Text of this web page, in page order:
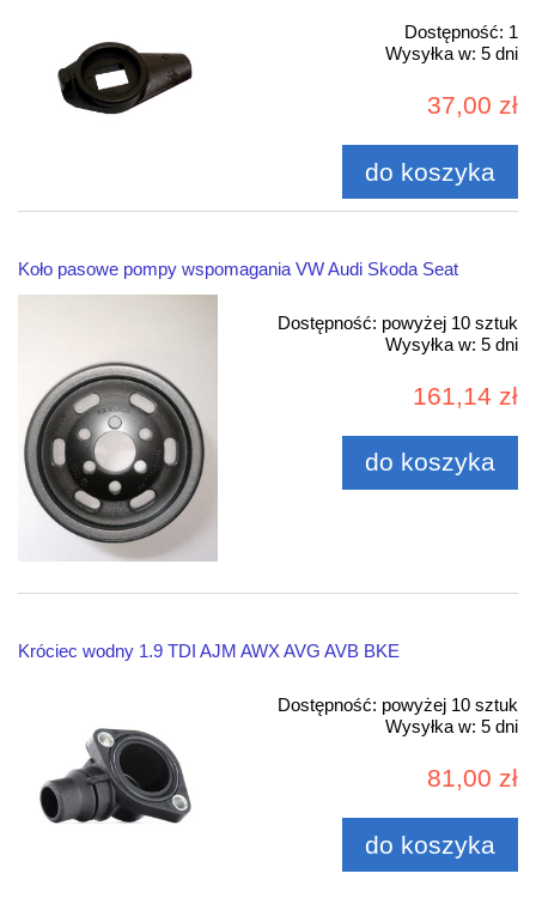
Dostępność: 1
Wysyłka w: 5 dni
37,00 zł
do koszyka
Koło pasowe pompy wspomagania VW Audi Skoda Seat
Dostępność: powyżej 10 sztuk
Wysyłka w: 5 dni
161,14 zł
do koszyka
Króciec wodny 1.9 TDI AJM AWX AVG AVB BKE
Dostępność: powyżej 10 sztuk
Wysyłka w: 5 dni
81,00 zł
do koszyka